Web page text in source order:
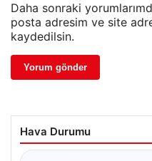
Daha sonraki
posta adresim ve site
kaydedilsin.
Hava Durumu